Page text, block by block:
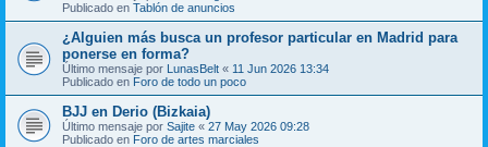
Publicado en Tablón de anuncios
¿Alguien más busca un profesor particular en Madrid para
ponerse en forma?
Último mensaje por LunasBelt « 11 Jun 2026 13:34
Publicado en Foro de todo un poco
BJJ en Derio (Bizkaia)
Último mensaje por Sajite « 27 May 2026 09:28
Publicado en Foro de artes marciales